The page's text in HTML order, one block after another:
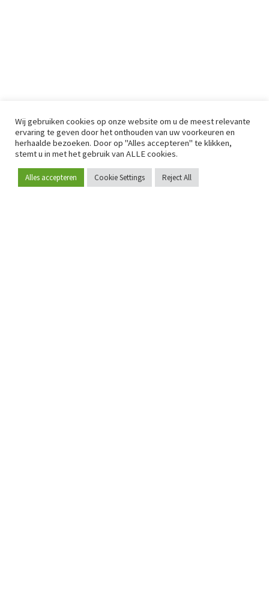
Word lid
Wij gebruiken cookies op onze website om u de meest relevante
ervaring te geven door het onthouden van uw voorkeuren en
herhaalde bezoeken. Door op "Alles accepteren" te klikken,
stemt u in met het gebruik van ALLE cookies.
Alles accepteren Cookie Settings Reject All